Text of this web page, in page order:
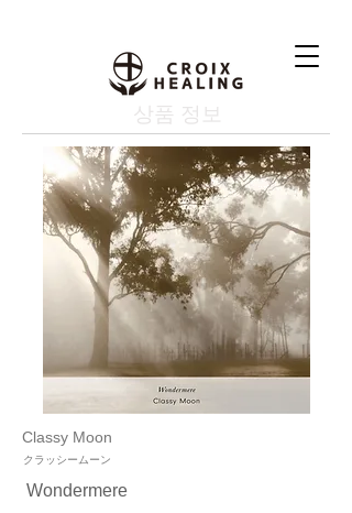
상품 정보
Classy Moon
クラッシームーン
Wondermere